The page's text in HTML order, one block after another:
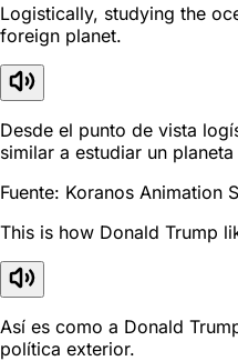
Logistically, studying the
foreign planet.
Desde el punto de vista
similar a estudiar un
Fuente: Koranos Animation
This is how Donald Trump
Así es como a Donald
política exterior.